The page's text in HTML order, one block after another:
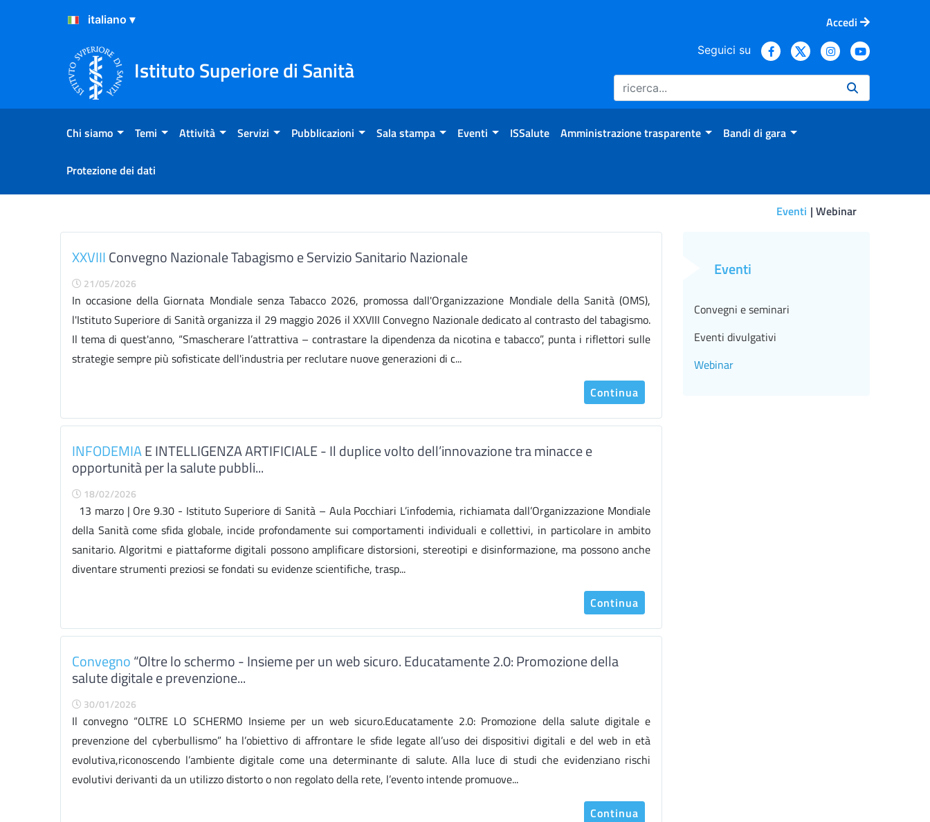
Salta al Contenuto
Salta al Footer
Accedi
Istituto Superiore di Sanità
Seguici su
Chi siamo Temi Attività Servizi Pubblicazioni Sala stampa Eventi ISSalute Amministrazione trasparente Bandi di gara
Protezione dei dati
Eventi Webinar
Webinar
XXVIIIConvegno Nazionale Tabagismo e Servizio Sanitario Nazionale
21/05/2026
In occasione della Giornata Mondiale senza Tabacco 2026, promossa dall'Organizzazione Mondiale della Sanità (OMS),
l'Istituto Superiore di Sanità organizza il 29 maggio 2026 il XXVIII Convegno Nazionale dedicato al contrasto del tabagismo.
Il tema di quest'anno, “Smascherare l’attrattiva – contrastare la dipendenza da nicotina e tabacco”, punta i riflettori sulle
strategie sempre più sofisticate dell'industria per reclutare nuove generazioni di c...
Continua
INFODEMIAE INTELLIGENZA ARTIFICIALE - Il duplice volto dell’innovazione tra minacce e
opportunità per la salute pubbli...
18/02/2026
13 marzo | Ore 9.30 - Istituto Superiore di Sanità – Aula Pocchiari L’infodemia, richiamata dall’Organizzazione Mondiale
della Sanità come sfida globale, incide profondamente sui comportamenti individuali e collettivi, in particolare in ambito
sanitario. Algoritmi e piattaforme digitali possono amplificare distorsioni, stereotipi e disinformazione, ma possono anche
diventare strumenti preziosi se fondati su evidenze scientifiche, trasp...
Continua
Convegno“Oltre lo schermo - Insieme per un web sicuro. Educatamente 2.0: Promozione della
salute digitale e prevenzione...
30/01/2026
Il convegno “OLTRE LO SCHERMO Insieme per un web sicuro.Educatamente 2.0: Promozione della salute digitale e
prevenzione del cyberbullismo” ha l’obiettivo di affrontare le sfide legate all’uso dei dispositivi digitali e del web in età
evolutiva,riconoscendo l’ambiente digitale come una determinante di salute. Alla luce di studi che evidenziano rischi
evolutivi derivanti da un utilizzo distorto o non regolato della rete, l’evento intende promuove...
Continua
Eventi
Convegni e seminari
Eventi divulgativi
Webinar